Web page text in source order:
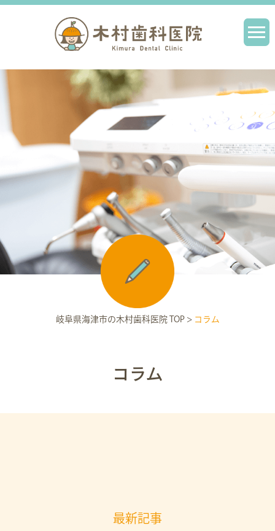
岐阜県海津市の木村歯科医院 TOP> コラム
コラム
最新記事